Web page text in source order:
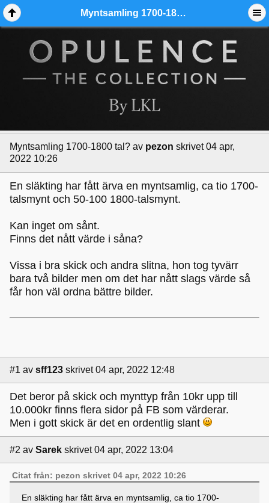
Myntsamling 1700-1800 tal? - Ädelmetallforum
Myntsamling 1700-1800 tal? av pezon skrivet 04 apr,
2022 10:26
En släkting har fått ärva en myntsamlig, ca tio 1700-
talsmynt och 50-100 1800-talsmynt.
Kan inget om sånt.
Finns det nått värde i såna?
Vissa i bra skick och andra slitna, hon tog tyvärr
bara två bilder men om det har nått slags värde så
får hon väl ordna bättre bilder.
#1 av sff123 skrivet 04 apr, 2022 12:48
Det beror på skick och mynttyp från 10kr upp till
10.000kr finns flera sidor på FB som värderar.
Men i gott skick är det en ordentlig slant
#2 av Sarek skrivet 04 apr, 2022 13:04
Citat från: pezon skrivet 04 apr, 2022 10:26
En släkting har fått ärva en myntsamlig, ca tio 1700-